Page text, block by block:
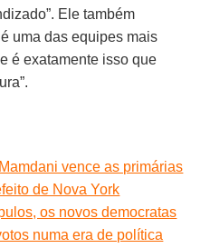
Ele também
uma das equipes mais
é exatamente isso que
vence as primárias
de Nova York
os novos democratas
numa era de política